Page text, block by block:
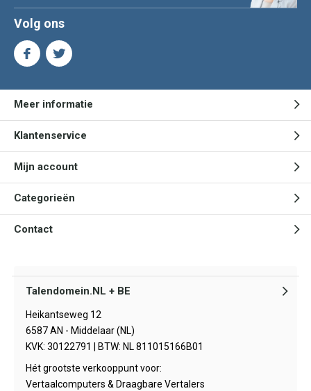
Volg ons
Meer informatie
Klantenservice
Mijn account
Categorieën
Contact
Talendomein.NL + BE
Heikantseweg 12
6587 AN - Middelaar (NL)
KVK: 30122791 | BTW: NL 811015166B01
Hét grootste verkooppunt voor:
Vertaalcomputers & Draagbare Vertalers